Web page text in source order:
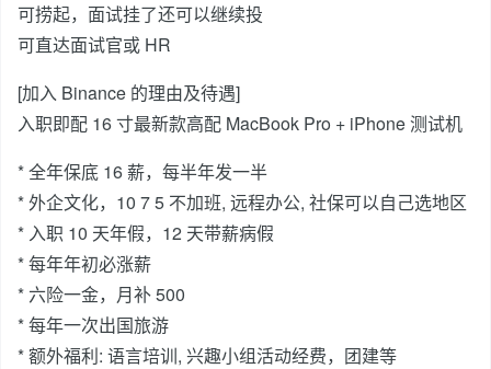
可捞起，面试挂了还可以继续投
可直达面试官或 HR
[加入 Binance 的理由及待遇]
入职即配 16 寸最新款高配 MacBook Pro + iPhone 测试机
* 全年保底 16 薪，每半年发一半
* 外企文化，10 7 5 不加班, 远程办公, 社保可以自己选地区
* 入职 10 天年假，12 天带薪病假
* 每年年初必涨薪
* 六险一金，月补 500
* 每年一次出国旅游
* 额外福利: 语言培训, 兴趣小组活动经费，团建等